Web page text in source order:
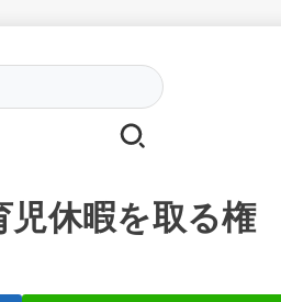
休暇を取る権